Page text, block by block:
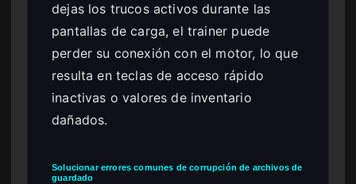
dejas los trucos activos durante las
pantallas de carga, el trainer puede
perder su conexión con el motor, lo que
resulta en teclas de acceso rápido
inactivas o valores de inventario
dañados.
Solucionar errores comunes de corrupción de archivos de
guardado